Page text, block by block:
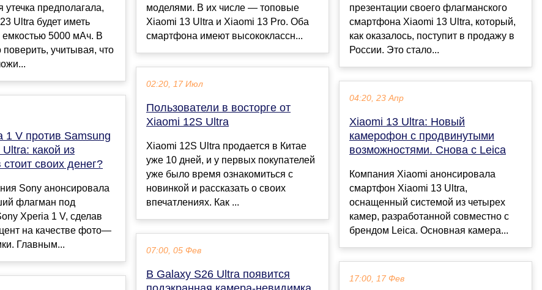
предполагала,
Ultra будет иметь
емкостью 5000 мАч. В
поверить, учитывая, что
1 V против Samsung
какой из
своих денег?
Sony анонсировала
флагман под
Xperia 1 V, сделав
на качестве фото—
Главным...
моделями. В их числе — топовые
Xiaomi 13 Ultra и Xiaomi 13 Pro. Оба
смартфона имеют высококлассн...
02:20, 17 Июл
Пользователи в восторге от
Xiaomi 12S Ultra
Xiaomi 12S Ultra продается в Китае
уже 10 дней, и у первых покупателей
уже было время ознакомиться с
новинкой и рассказать о своих
впечатлениях. Как ...
07:00, 05 Фев
В Galaxy S26 Ultra появится
презентации своего флагманского
смартфона Xiaomi 13 Ultra, который,
как оказалось, поступит в продажу в
России. Это стало...
04:20, 23 Апр
Xiaomi 13 Ultra: Новый
камерофон с продвинутыми
возможностями. Снова с Leica
Компания Xiaomi анонсировала
смартфон Xiaomi 13 Ultra,
оснащенный системой из четырех
камер, разработанной совместно с
брендом Leica. Основная камера...
17:00, 17 Фев